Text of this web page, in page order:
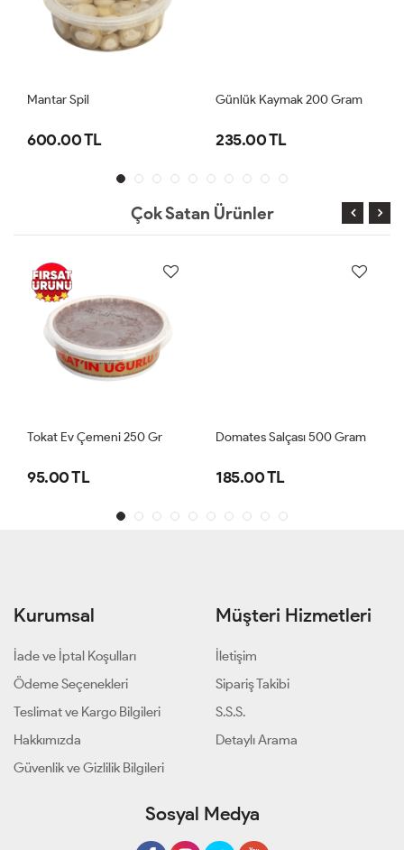
Mantar Spil
600.00 TL
Günlük Kaymak 200 Gram
235.00 TL
Çok Satan Ürünler
Tokat Ev Çemeni 250 Gr
95.00 TL
Domates Salçası 500 Gram
185.00 TL
Kurumsal
İade ve İptal Koşulları
Ödeme Seçenekleri
Teslimat ve Kargo Bilgileri
Hakkımızda
Güvenlik ve Gizlilik Bilgileri
Müşteri Hizmetleri
İletişim
Sipariş Takibi
S.S.S.
Detaylı Arama
Sosyal Medya